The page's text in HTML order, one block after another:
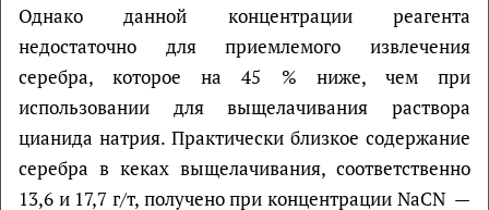
Однако данной концентрации реагента
недостаточно для приемлемого извлечения
серебра, которое на 45 % ниже, чем при
использовании для выщелачивания раствора
цианида натрия. Практически близкое содержание
серебра в кеках выщелачивания, соответственно
13,6 и 17,7 г/т, получено при концентрации NaCN —